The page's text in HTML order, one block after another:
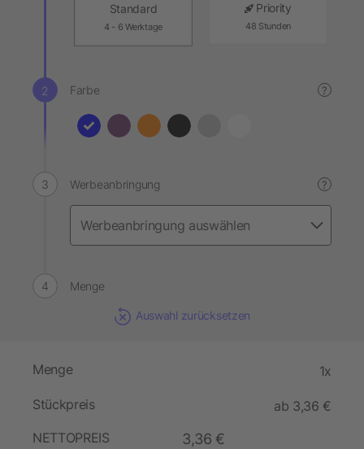
Standard
4 - 6 Werktage
Priority
48 Stunden
Farbe ?
Werbeanbringung ?
Menge
Auswahl zurücksetzen
Menge 1x
Stückpreis
ab 3,36 €
NETTOPREIS
3,36 €